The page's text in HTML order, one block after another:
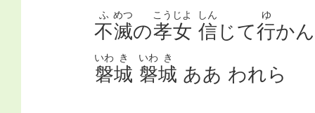
不
ふ
滅
めつ
の孝
こう
女
じよ
信
しん
じて行
ゆ
かん
磐
いわ
城
き
磐
いわ
城
き
ああ われら